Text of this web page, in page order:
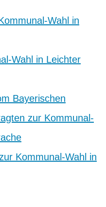
Wahl in
Wahl in Leichter
Bayerischen
zur Kommunal-
Kommunal-Wahl in